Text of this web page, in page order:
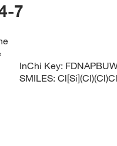
7
InChi Key:
SMILES:Cl[Si](Cl)(Cl)Cl